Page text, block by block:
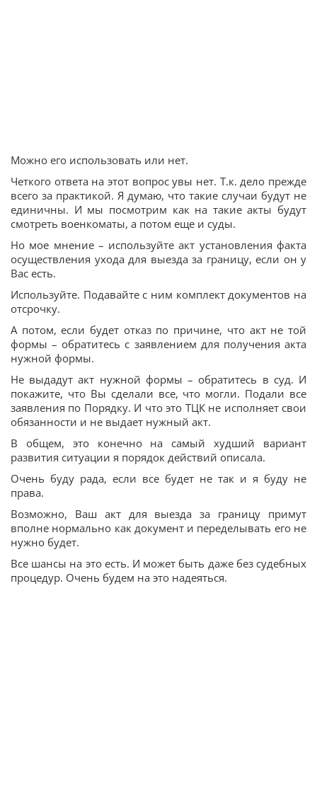
Можно его использовать или нет.
Четкого ответа на этот вопрос увы нет. Т.к. дело прежде
всего за практикой. Я думаю, что такие случаи будут не
единичны. И мы посмотрим как на такие акты будут
смотреть военкоматы, а потом еще и суды.
Но мое мнение – используйте акт установления факта
осуществления ухода для выезда за границу, если он у
Вас есть.
Используйте. Подавайте с ним комплект документов на
отсрочку.
А потом, если будет отказ по причине, что акт не той
формы – обратитесь с заявлением для получения акта
нужной формы.
Не выдадут акт нужной формы – обратитесь в суд. И
покажите, что Вы сделали все, что могли. Подали все
заявления по Порядку. И что это ТЦК не исполняет свои
обязанности и не выдает нужный акт.
В общем, это конечно на самый худший вариант
развития ситуации я порядок действий описала.
Очень буду рада, если все будет не так и я буду не
права.
Возможно, Ваш акт для выезда за границу примут
вполне нормально как документ и переделывать его не
нужно будет.
Все шансы на это есть. И может быть даже без судебных
процедур. Очень будем на это надеяться.